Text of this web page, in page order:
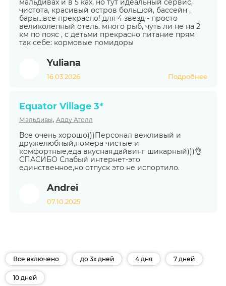
чистота, красивый остров большой, бассейн ,
бары...все прекрасно! для 4 звезд - просто
великолепный отель. много рыб, чуть ли не на 2
км по пояс , с детьми прекрасно питание прям
так себе: кормовые помидоры
Yuliana
16.03.2026 Подробнее
Equator Village 3*
Мальдивы, Адду Атолл
Все очень хорошо)))Персонал вежливый и
дружелюбный,номера чистые и
комфортные,еда вкусная,дайвинг шикарный)))👌
СПАСИБО Слабый интернет-это
единственное,но отпуск это не испортило.
Andrei
07.10.2025
Все включено до 3х дней 4 дня 7 дней
10 дней